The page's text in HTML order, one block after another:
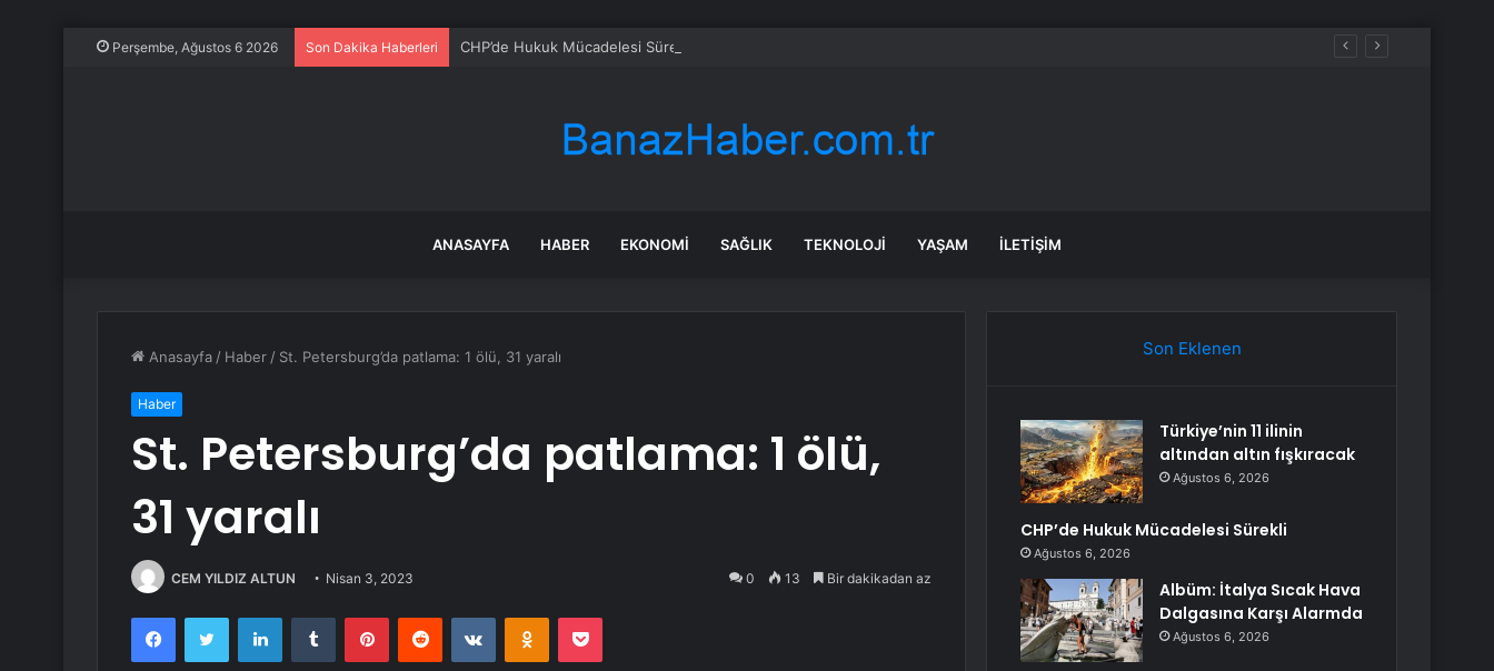
Perşembe, Ağustos 6 2026 Son Dakika Haberleri CHP’de Hukuk Mücadelesi Sürekli
ANASAYFA HABER EKONOMI SAĞLIK TEKNOLOJI YAŞAM İLETIŞIM
Anasayfa / Haber / St. Petersburg’da patlama: 1 ölü, 31 yaralı
Haber
St. Petersburg’da patlama: 1 ölü,
31 yaralı
CEM YILDIZ ALTUN Nisan 3, 2023 0 13 Bir dakikadan az
FacebookTwitter LinkedInTumblr PinterestReddit VKontakteOdnoklassniki
Pocket
Son Eklenen
Türkiye’nin 11 ilinin
altından altın fışkıracak
Ağustos 6, 2026
CHP’de Hukuk Mücadelesi Sürekli
Ağustos 6, 2026
Albüm: İtalya Sıcak Hava
Dalgasına Karşı Alarmda
Ağustos 6, 2026